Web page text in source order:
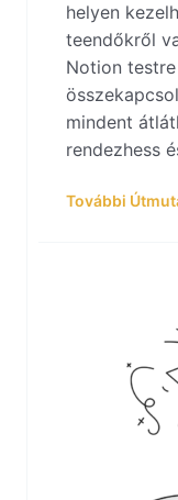
helyen
teendőkről
Notion
mindent
rendezhess
További